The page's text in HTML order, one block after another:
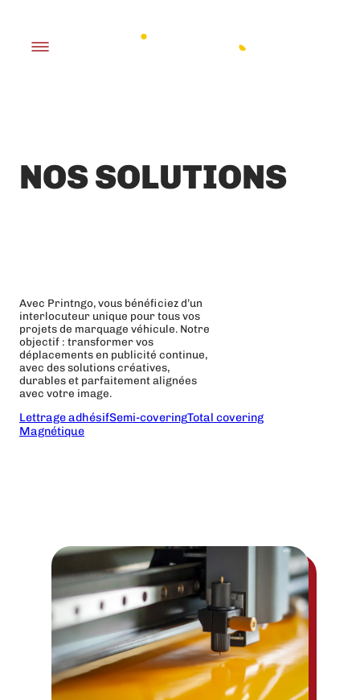
contenu
NOS SOLUTIONS
Avec Printngo, vous bénéficiez d’un
interlocuteur unique pour tous vos
projets de marquage véhicule. Notre
objectif : transformer vos
déplacements en publicité continue,
avec des solutions créatives,
durables et parfaitement alignées
avec votre image.
Lettrage adhésifSemi-coveringTotal covering
Magnétique